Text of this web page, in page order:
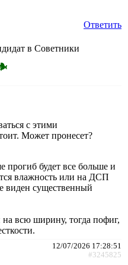
Ответить
в Советники
с этими
Может пронесет?
прогиб будет все больше и
влажность или на ДСП
виден существенный
всю ширину, тогда пофиг,
12/07/2026 17:28:51
#3245825